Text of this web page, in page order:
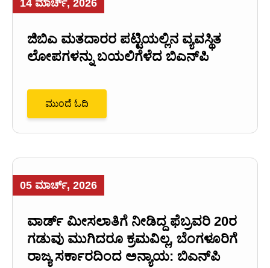
14 ಮಾರ್ಚ್, 2026
ಜಿಬಿಎ ಮತದಾರರ ಪಟ್ಟಿಯಲ್ಲಿನ ವ್ಯವಸ್ಥಿತ
ಲೋಪಗಳನ್ನು ಬಯಲಿಗೆಳೆದ ಬಿಎನ್‌ಪಿ
ಮುಂದೆ ಓದಿ
05 ಮಾರ್ಚ್, 2026
ವಾರ್ಡ್ ಮೀಸಲಾತಿಗೆ ನೀಡಿದ್ದ ಫೆಬ್ರವರಿ 20ರ
ಗಡುವು ಮುಗಿದರೂ ಕ್ರಮವಿಲ್ಲ, ಬೆಂಗಳೂರಿಗೆ
ರಾಜ್ಯ ಸರ್ಕಾರದಿಂದ ಅನ್ಯಾಯ: ಬಿಎನ್‌ಪಿ